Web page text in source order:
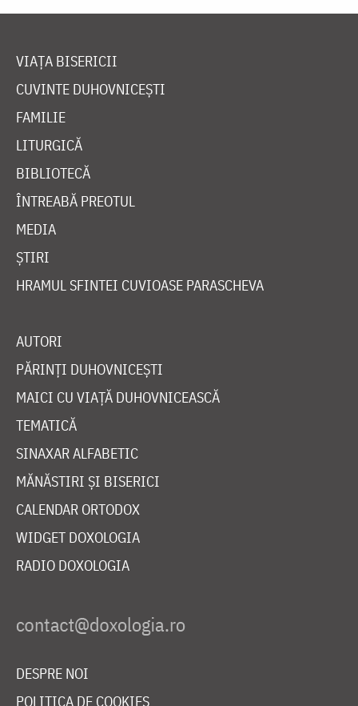
VIAȚA BISERICII
CUVINTE DUHOVNICEȘTI
FAMILIE
LITURGICĂ
BIBLIOTECĂ
ÎNTREABĂ PREOTUL
MEDIA
ȘTIRI
HRAMUL SFINTEI CUVIOASE PARASCHEVA
AUTORI
PĂRINȚI DUHOVNICEȘTI
MAICI CU VIAȚĂ DUHOVNICEASCĂ
TEMATICĂ
SINAXAR ALFABETIC
MĂNĂSTIRI ȘI BISERICI
CALENDAR ORTODOX
WIDGET DOXOLOGIA
RADIO DOXOLOGIA
DESPRE NOI
POLITICA DE COOKIES